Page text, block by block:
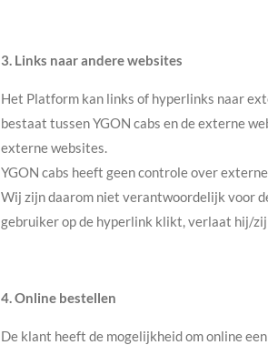
3. Links naar andere websites
Het Platform kan links of hyperlinks naar
bestaat tussen YGON cabs en de externe
externe websites.
YGON cabs heeft geen controle over
Wij zijn daarom niet verantwoordelijk voor
gebruiker op de hyperlink klikt, verlaat hij/
4. Online bestellen
De klant heeft de mogelijkheid om online